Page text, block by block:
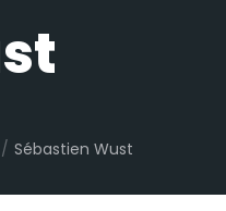
Sébastien Wust